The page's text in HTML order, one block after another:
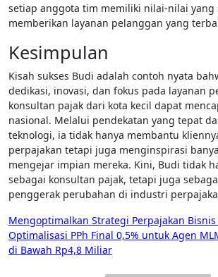
setiap anggota tim memiliki nilai-nilai yang
memberikan layanan pelanggan yang
Kesimpulan
Kisah sukses Budi adalah contoh nyata
dedikasi, inovasi, dan fokus pada layanan
konsultan pajak dari kota kecil dapat
nasional. Melalui pendekatan yang tepat
teknologi, ia tidak hanya membantu
perpajakan tetapi juga menginspirasi
mengejar impian mereka. Kini, Budi tidak
sebagai konsultan pajak, tetapi juga
penggerak perubahan di industri
Post
navigation
Mengoptimalkan Strategi Perpajakan
Optimalisasi PPh Final 0,5% untuk Agen
di Bawah Rp4,8 Miliar